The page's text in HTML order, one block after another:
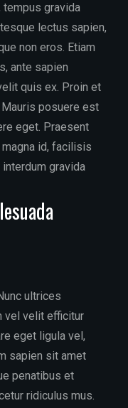
tempus gravida
lectus sapien,
non eros. Etiam
ante sapien
quis ex. Proin et
posuere est
eget. Praesent
id, facilisis
gravida
ultrices
vel velit efficitur
eget ligula vel,
sapien sit amet
penatibus et
ridiculus mus.